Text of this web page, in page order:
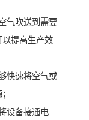
气吹送到需要
提高生产效
快速将空气或
设备接通电